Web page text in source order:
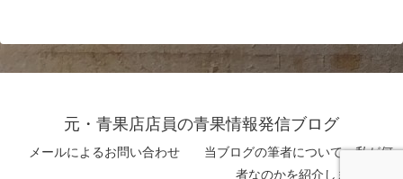
元・青果店店員の青果情報発信ブログ
メールによるお問い合わせ
当ブログの筆者について 私が何
者なのかを紹介します